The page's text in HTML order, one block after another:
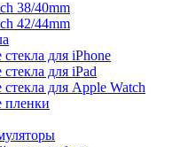
38/40mm
42/44mm
для iPhone
для iPad
для Apple Watch
пленки